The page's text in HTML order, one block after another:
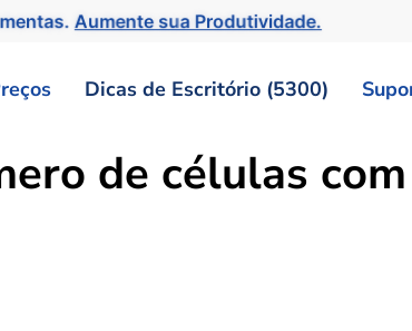
Aumente sua Produtividade.
Dicas de Escritório (5300)
de células